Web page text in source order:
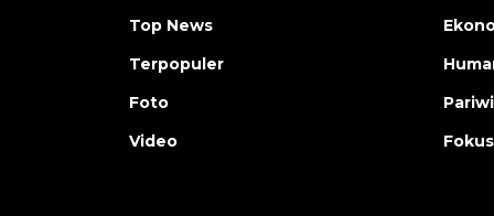
Top News
Terpopuler
Foto
Video